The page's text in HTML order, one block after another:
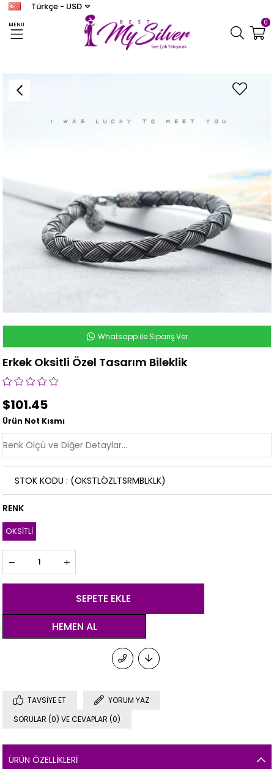
MENU
Türkçe - USD
0
Erkek Oksitli Özel Tasarım Bileklik
Whatsapp ile Sipariş Ver
Erkek Oksitli Özel Tasarım Bileklik
$101.45
Ürün Not Kısmı
(OKSTLÖZLTSRMBLKLK)
STOK KODU
RENK
OKSİTLİ
TAVSIYE ET
YORUM YAZ
SORULAR (0) VE CEVAPLAR (0)
ÜRÜN ÖZELLIKLERI